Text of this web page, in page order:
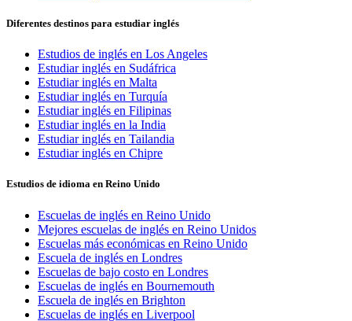
Diferentes destinos para estudiar inglés
Estudios de inglés en Los Angeles
Estudiar inglés en Sudáfrica
Estudiar inglés en Malta
Estudiar inglés en Turquía
Estudiar inglés en Filipinas
Estudiar inglés en la India
Estudiar inglés en Tailandia
Estudiar inglés en Chipre
Estudios de idioma en Reino Unido
Escuelas de inglés en Reino Unido
Mejores escuelas de inglés en Reino Unidos
Escuelas más económicas en Reino Unido
Escuela de inglés en Londres
Escuelas de bajo costo en Londres
Escuelas de inglés en Bournemouth
Escuela de inglés en Brighton
Escuelas de inglés en Liverpool